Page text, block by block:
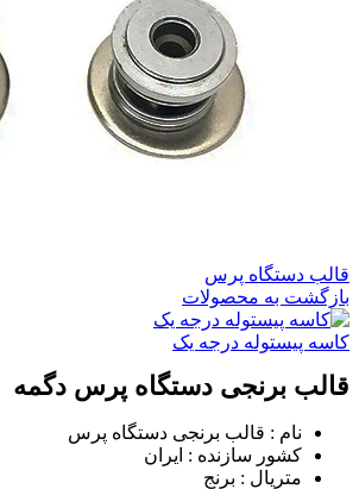
قالب دستگاه پرس
بازگشت به محصولات
کاسه پیستوله درجه یک
قالب برنجی دستگاه پرس دگمه
نام : قالب برنجی دستگاه پرس
کشور سازنده : ایران
متریال : برنج